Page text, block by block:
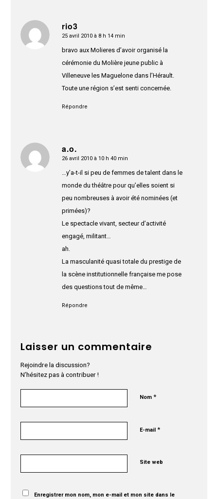
rio3
dit
25 avril 2010 à 8 h 14 min
bravo aux Molieres d’avoir organisé la
cérémonie du Molière jeune public à
Villeneuve les Maguelone dans l’Hérault.
Toute une région s’est senti concernée.
Répondre
a.o.
dit
26 avril 2010 à 10 h 40 min
…y’a-t-il si peu de femmes de talent dans le
monde du théâtre pour qu’elles soient si
peu nombreuses à avoir été nominées (et
primées)?
Le spectacle vivant, secteur d’activité
engagé, militant…
ah.
La masculanité quasi totale du prestige de
la scène institutionnelle française me pose
des questions tout de même…
Répondre
Laisser un commentaire
Rejoindre la discussion?
N’hésitez pas à contribuer !
Nom*
E-mail*
Site web
Enregistrer mon nom, mon e-mail et mon site dans le